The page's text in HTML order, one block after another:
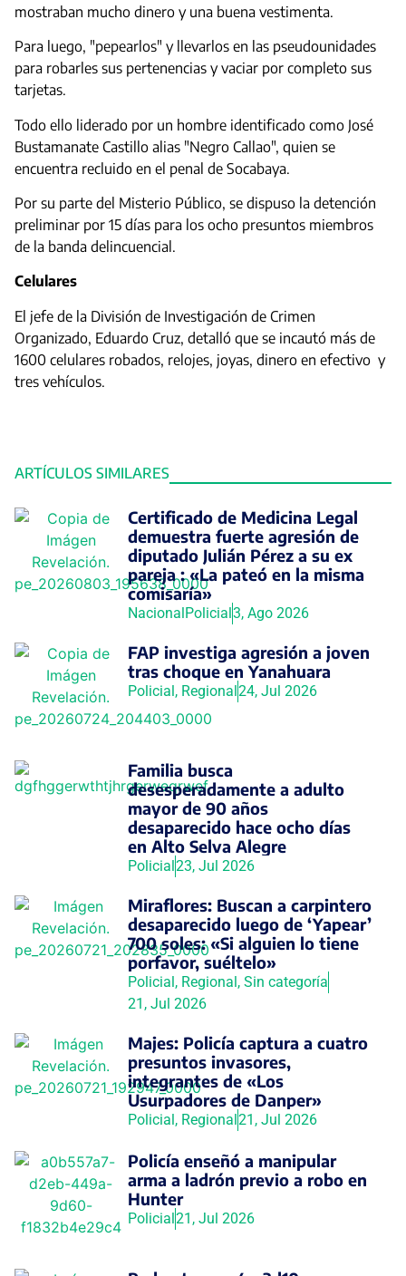
ARTÍCULOS SIMILARES
Certificado de Medicina Legal
demuestra fuerte agresión de
diputado Julián Pérez a su ex
pareja : «La pateó en la misma
comisaría»
NacionalPolicial3, Ago 2026
FAP investiga agresión a joven
tras choque en Yanahuara
Policial, Regional24, Jul 2026
Familia busca
desesperadamente a adulto
mayor de 90 años
desaparecido hace ocho días
en Alto Selva Alegre
Policial23, Jul 2026
Miraflores: Buscan a carpintero
desaparecido luego de ‘Yapear’
700 soles: «Si alguien lo tiene
porfavor, suéltelo»
Policial, Regional, Sin categoría
21, Jul 2026
Majes: Policía captura a cuatro
presuntos invasores,
integrantes de «Los
Usurpadores de Danper»
Policial, Regional21, Jul 2026
Policía enseñó a manipular
arma a ladrón previo a robo en
Hunter
Policial21, Jul 2026
mostraban mucho dinero y una buena vestimenta.
Para luego, "pepearlos" y llevarlos en las pseudounidades
para robarles sus pertenencias y vaciar por completo sus
tarjetas.
Todo ello liderado por un hombre identificado como José
Bustamanate Castillo alias "Negro Callao", quien se
encuentra recluido en el penal de Socabaya.
Por su parte del Misterio Público, se dispuso la detención
preliminar por 15 días para los ocho presuntos miembros
de la banda delincuencial.
Celulares
El jefe de la División de Investigación de Crimen
Organizado, Eduardo Cruz, detalló que se incautó más de
1600 celulares robados, relojes, joyas, dinero en efectivo y
tres vehículos.